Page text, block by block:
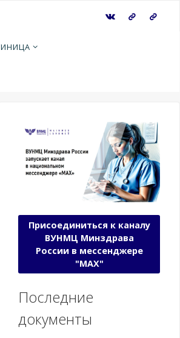
Присоединиться к каналу
ВУНМЦ Минздрава
России в мессенджере
"МАХ"
Последние
документы